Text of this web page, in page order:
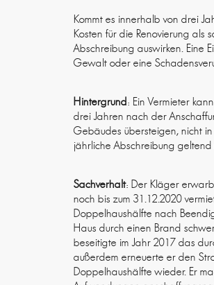
Kommt es innerhalb von drei
Kosten für die Renovierung
Abschreibung auswirken. Eine
Gewalt oder eine
Hintergrund: Ein Vermieter
drei Jahren nach der
Gebäudes übersteigen, nicht
jährliche Abschreibung
Sachverhalt: Der Kläger
noch bis zum 31.12.2020
Doppelhaushälfte nach
Haus durch einen Brand
beseitigte im Jahr 2017 das
außerdem erneuerte er den
Doppelhaushälfte wieder. Er